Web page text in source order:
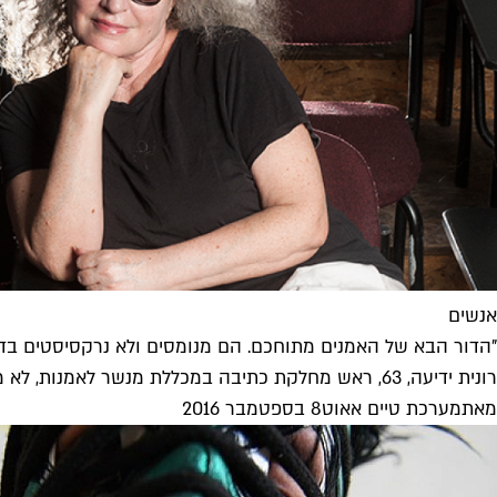
אנשים
"הדור הבא של האמנים מתוחכם. הם מנומסים ולא נרקסיסטים
רונית ידיעה, 63, ראש מחלקת כתיבה במכללת מנשר לאמנות, לא מאמינה בצנזורה ופוליטיקלי קורקט
מאתמערכת טיים אאוט8 בספטמבר 2016